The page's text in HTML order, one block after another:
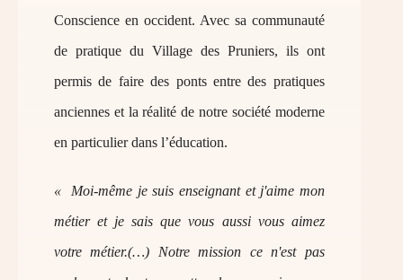
Conscience en occident. Avec sa communauté
de pratique du Village des Pruniers, ils ont
permis de faire des ponts entre des pratiques
anciennes et la réalité de notre société moderne
en particulier dans l’éducation.
« Moi-même je suis enseignant et j'aime mon
métier et je sais que vous aussi vous aimez
votre métier.(…) Notre mission ce n'est pas